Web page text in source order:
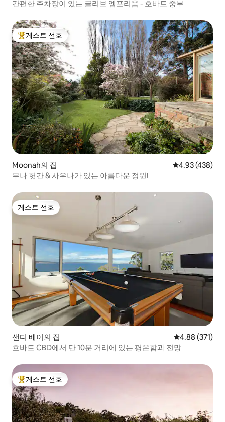
간편한 주차장이 있는 글리브 엠포리움 - 호바트 중부
상위 게스트 선호
게스트 선호
Moonah의 집 평점 4.93점(5
4.93 (438)
무나 헛간 & 사우나가 있는 아름다운 정원!
게스트 선호
게스트 선호
샌디 베이의 집 평점 4.88점(5
4.88 (371)
호바트 CBD에서 단 10분 거리에 있는 평온함과 전망
상위 게스트 선호
게스트 선호